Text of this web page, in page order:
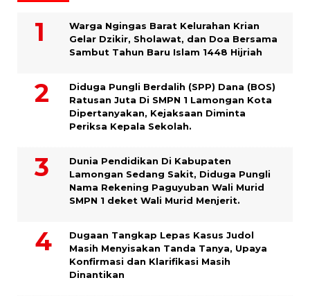
Warga Ngingas Barat Kelurahan Krian
Gelar Dzikir, Sholawat, dan Doa Bersama
Sambut Tahun Baru Islam 1448 Hijriah
Diduga Pungli Berdalih (SPP) Dana (BOS)
Ratusan Juta Di SMPN 1 Lamongan Kota
Dipertanyakan, Kejaksaan Diminta
Periksa Kepala Sekolah.
Dunia Pendidikan Di Kabupaten
Lamongan Sedang Sakit, Diduga Pungli
Nama Rekening Paguyuban Wali Murid
SMPN 1 deket Wali Murid Menjerit.
Dugaan Tangkap Lepas Kasus Judol
Masih Menyisakan Tanda Tanya, Upaya
Konfirmasi dan Klarifikasi Masih
Dinantikan